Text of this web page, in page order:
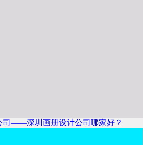
司——深圳画册设计公司哪家好？